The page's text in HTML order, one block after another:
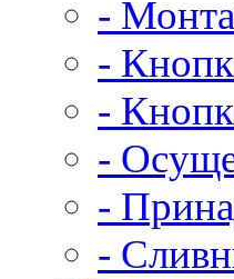
-
-
-
-
-
-